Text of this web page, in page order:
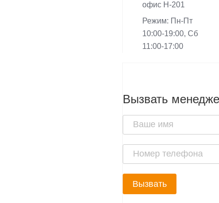
офис Н-201
Режим: Пн-Пт
10:00-19:00, Сб
11:00-17:00
Вызвать
Вызвать